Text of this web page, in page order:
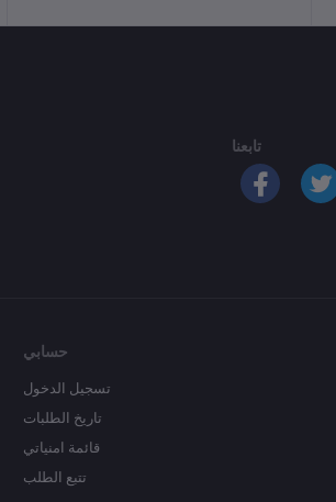
تابعنا
حسابي
تسجيل الدخول
تاريخ الطلبات
قائمة امنياتي
تتبع الطلب